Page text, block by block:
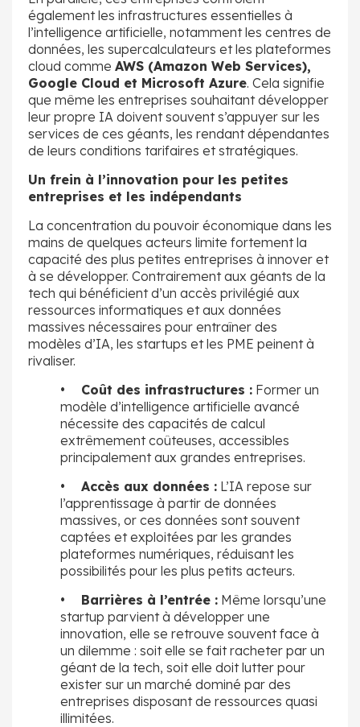
également les infrastructures essentielles à
l’intelligence artificielle, notamment les centres de
données, les supercalculateurs et les plateformes
cloud comme AWS (Amazon Web Services),
Google Cloud et Microsoft Azure. Cela signifie
que même les entreprises souhaitant développer
leur propre IA doivent souvent s’appuyer sur les
services de ces géants, les rendant dépendantes
de leurs conditions tarifaires et stratégiques.
Un frein à l’innovation pour les petites
entreprises et les indépendants
La concentration du pouvoir économique dans les
mains de quelques acteurs limite fortement la
capacité des plus petites entreprises à innover et
à se développer. Contrairement aux géants de la
tech qui bénéficient d’un accès privilégié aux
ressources informatiques et aux données
massives nécessaires pour entraîner des
modèles d’IA, les startups et les PME peinent à
rivaliser.
• Coût des infrastructures : Former un
modèle d’intelligence artificielle avancé
nécessite des capacités de calcul
extrêmement coûteuses, accessibles
principalement aux grandes entreprises.
• Accès aux données : L’IA repose sur
l’apprentissage à partir de données
massives, or ces données sont souvent
captées et exploitées par les grandes
plateformes numériques, réduisant les
possibilités pour les plus petits acteurs.
• Barrières à l’entrée : Même lorsqu’une
startup parvient à développer une
innovation, elle se retrouve souvent face à
un dilemme : soit elle se fait racheter par un
géant de la tech, soit elle doit lutter pour
exister sur un marché dominé par des
entreprises disposant de ressources quasi
illimitées.